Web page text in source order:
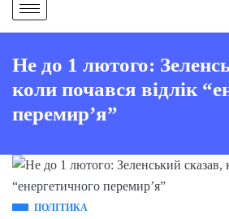
Не до 1 лютого:
коли почався відлік
перемир’я”
ПОЛІТИКА